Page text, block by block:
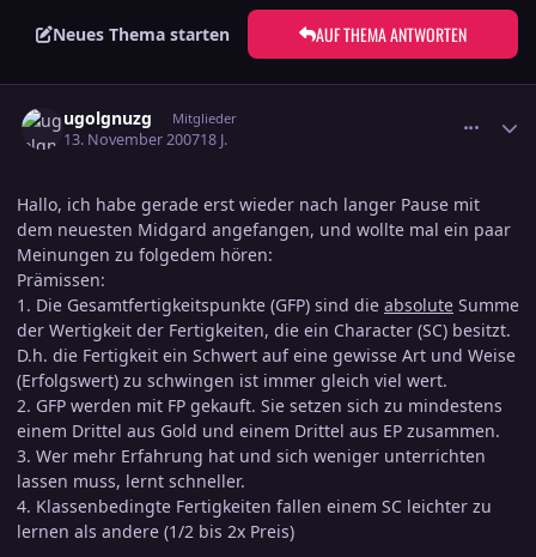
Neues Thema starten AUF THEMA ANTWORTEN
ugolgnuzg Mitglieder
13. November 200718 J.
Hallo, ich habe gerade erst wieder nach langer Pause mit
dem neuesten Midgard angefangen, und wollte mal ein paar
Meinungen zu folgedem hören:
Prämissen:
1. Die Gesamtfertigkeitspunkte (GFP) sind die absolute Summe
der Wertigkeit der Fertigkeiten, die ein Character (SC) besitzt.
D.h. die Fertigkeit ein Schwert auf eine gewisse Art und Weise
(Erfolgswert) zu schwingen ist immer gleich viel wert.
2. GFP werden mit FP gekauft. Sie setzen sich zu mindestens
einem Drittel aus Gold und einem Drittel aus EP zusammen.
3. Wer mehr Erfahrung hat und sich weniger unterrichten
lassen muss, lernt schneller.
4. Klassenbedingte Fertigkeiten fallen einem SC leichter zu
lernen als andere (1/2 bis 2x Preis)